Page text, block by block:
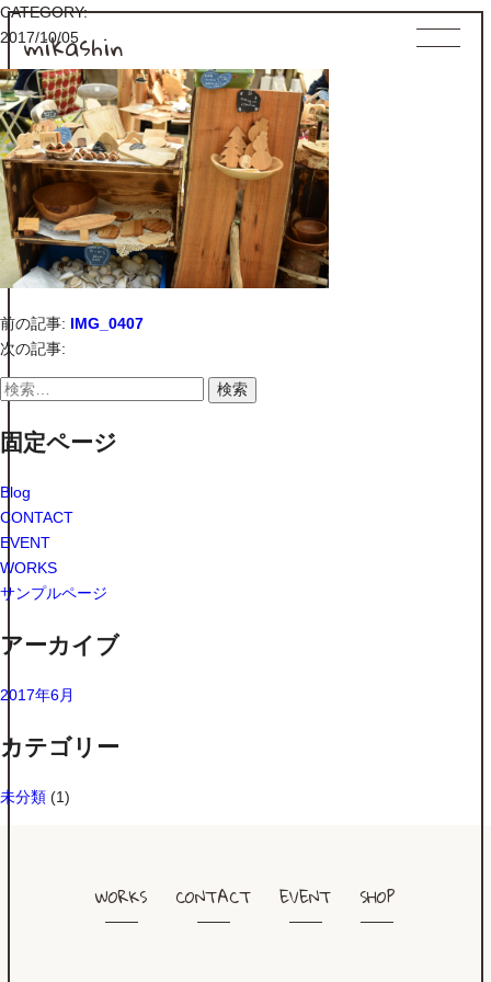
mikashin
CATEGORY:
2017/10/05
前の記事: IMG_0407
次の記事:
検
固定ページ
Blog
CONTACT
EVENT
WORKS
サンプルページ
アーカイブ
2017年6月
カテゴリー
未分類 (1)
WORKS CONTACT EVENT SHOP